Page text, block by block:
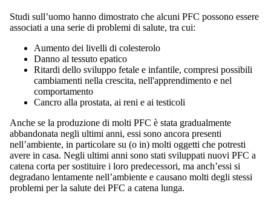
Studi sull’uomo hanno dimostrato che alcuni PFC possono essere
associati a una serie di problemi di salute, tra cui:
Aumento dei livelli di colesterolo
Danno al tessuto epatico
Ritardi dello sviluppo fetale e infantile, compresi possibili
cambiamenti nella crescita, nell'apprendimento e nel
comportamento
Cancro alla prostata, ai reni e ai testicoli
Anche se la produzione di molti PFC è stata gradualmente
abbandonata negli ultimi anni, essi sono ancora presenti
nell’ambiente, in particolare su (o in) molti oggetti che potresti
avere in casa. Negli ultimi anni sono stati sviluppati nuovi PFC a
catena corta per sostituire i loro predecessori, ma anch’essi si
degradano lentamente nell’ambiente e causano molti degli stessi
problemi per la salute dei PFC a catena lunga.